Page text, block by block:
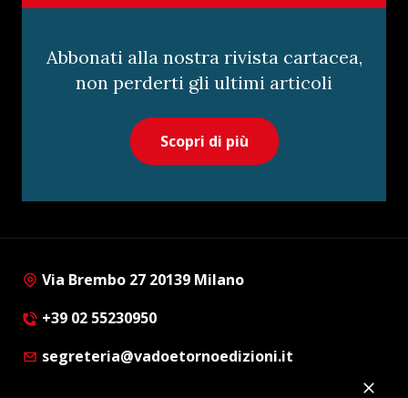
Abbonati alla nostra rivista cartacea,
non perderti gli ultimi articoli
Scopri di più
Via Brembo 27 20139 Milano
+39 02 55230950
segreteria@vadoetornoedizioni.it